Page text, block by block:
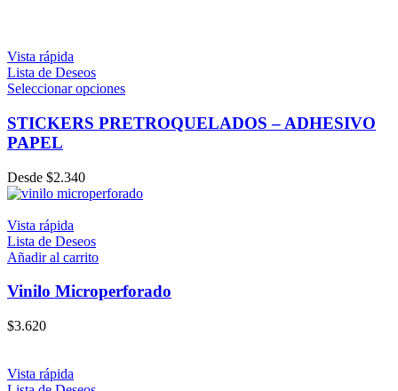
Vista rápida
Lista de Deseos
Seleccionar opciones
STICKERS PRETROQUELADOS – ADHESIVO
PAPEL
Desde $2.340
Vista rápida
Lista de Deseos
Añadir al carrito
Vinilo Microperforado
$3.620
Vista rápida